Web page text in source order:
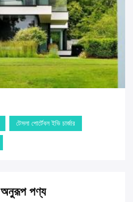
টেসলা পোর্টেবল ইভি চার্জার
অনুরূপ পণ্য